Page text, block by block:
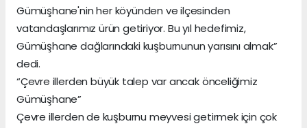
Gümüşhane'nin her köyünden ve ilçesinden
vatandaşlarımız ürün getiriyor. Bu yıl hedefimiz,
Gümüşhane dağlarındaki kuşburnunun yarısını almak”
dedi.
“Çevre illerden büyük talep var ancak önceliğimiz
Gümüşhane”
Çevre illerden de kuşburnu meyvesi getirmek için çok